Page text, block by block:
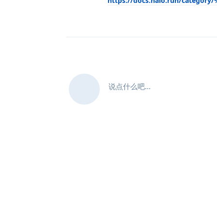
说点什么吧...